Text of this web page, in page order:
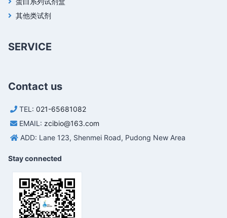
其他类试剂
SERVICE
Contact us
TEL: 021-65681082
EMAIL: zcibio@163.com
ADD: Lane 123, Shenmei Road, Pudong New Area
Stay connected